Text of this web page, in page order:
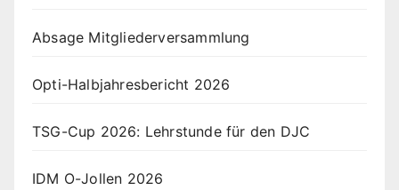
Absage Mitgliederversammlung
Opti-Halbjahresbericht 2026
TSG-Cup 2026: Lehrstunde für den DJC
IDM O-Jollen 2026